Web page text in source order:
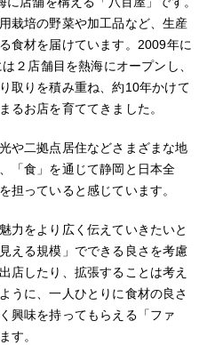
栽培の野菜や加工品など、生産
食材を届けています。2009年に
２店舗目を熱海にオープンし、
取りを積み重ね、約10年かけて
るお店を育ててきました。
や二拠点居住などさまざまな地
「食」を通じて静岡と日本全
担っていると感じています。
力をより広く伝えていきたいと
える規模」でできる良さを考慮
店したり、拡張することは考え
うに、一人ひとりに食材の良さ
興味を持ってもらえる「ファ
す。